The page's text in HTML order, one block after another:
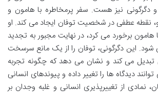
و دگرگونی نیز هست. سفر پرمخاطره با هامون و
نقطه عطفی در شخصیت توفان ایجاد می کند. او
با هامون برخورد می کرد، در نهایت مجبور به تجدید
این دگرگونی، توفان را از یک مانع سرسخت
می کند و نشان می دهد که چگونه تجربه
دیدگاه ها را تغییر داده و پیوندهای انسانی
نمادی از تغییرپذیری انسانی و غلبه وجدان بر